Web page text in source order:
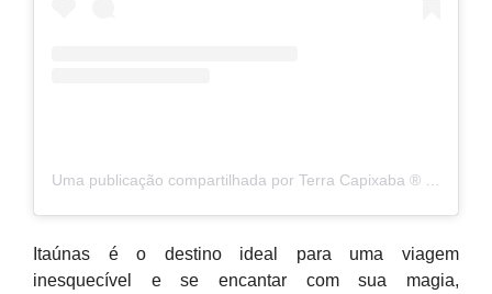
Itaúnas é o destino ideal para uma viagem
inesquecível e se encantar com sua magia,